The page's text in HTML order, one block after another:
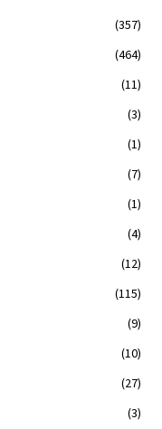
(357)
(464)
(11)
(3)
(1)
(7)
(1)
(4)
(12)
(115)
(9)
(10)
(27)
(3)